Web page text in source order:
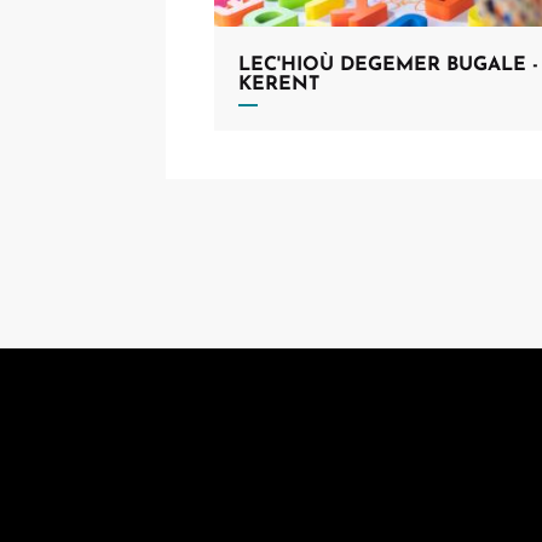
LEC'HIOÙ DEGEMER BUGALE -
KERENT